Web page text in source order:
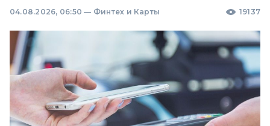
04.08.2026, 06:50 — Финтех и Карты 19137